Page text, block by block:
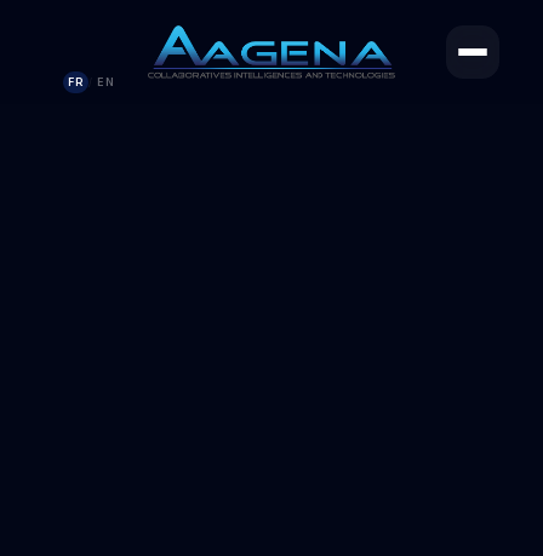
FR / EN